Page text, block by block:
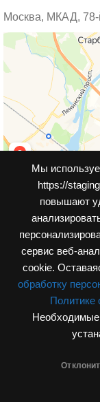
Мы
https://
повышают
сервис веб-
cookie.
обработку
Политике
Необходимые
Москва, МКАД, 78-